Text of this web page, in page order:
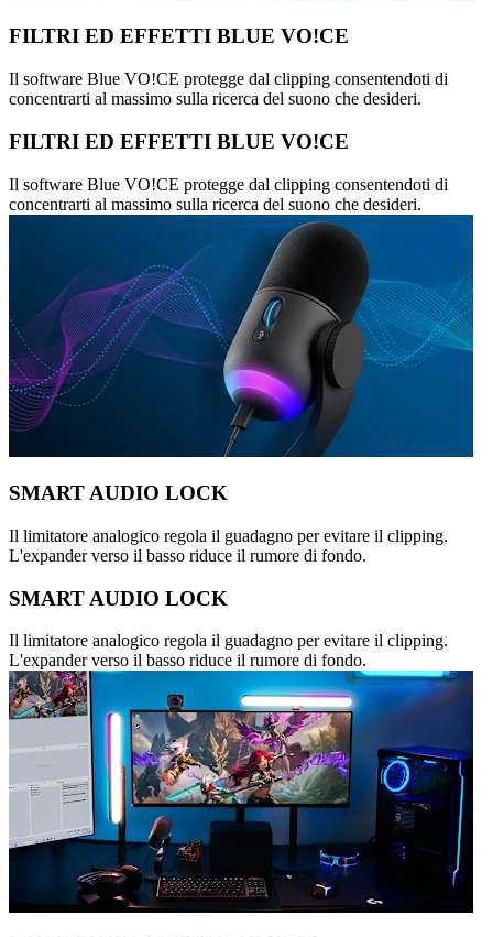
FILTRI ED EFFETTI BLUE VO!CE
Il software Blue VO!CE protegge dal clipping consentendoti di
concentrarti al massimo sulla ricerca del suono che desideri.
FILTRI ED EFFETTI BLUE VO!CE
Il software Blue VO!CE protegge dal clipping consentendoti di
concentrarti al massimo sulla ricerca del suono che desideri.
SMART AUDIO LOCK
Il limitatore analogico regola il guadagno per evitare il clipping.
L'expander verso il basso riduce il rumore di fondo.
SMART AUDIO LOCK
Il limitatore analogico regola il guadagno per evitare il clipping.
L'expander verso il basso riduce il rumore di fondo.